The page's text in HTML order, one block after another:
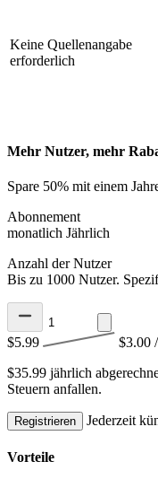
Keine Quellenangabe
erforderlich
Mehr Nutzer, mehr
Spare 50% mit einem
Abonnement
monatlich Jährlich
Anzahl der Nutzer
Bis zu 1000 Nutzer.
$5.99 $3.00
$35.99 jährlich
Steuern anfallen.
Registrieren Jederzeit
Vorteile